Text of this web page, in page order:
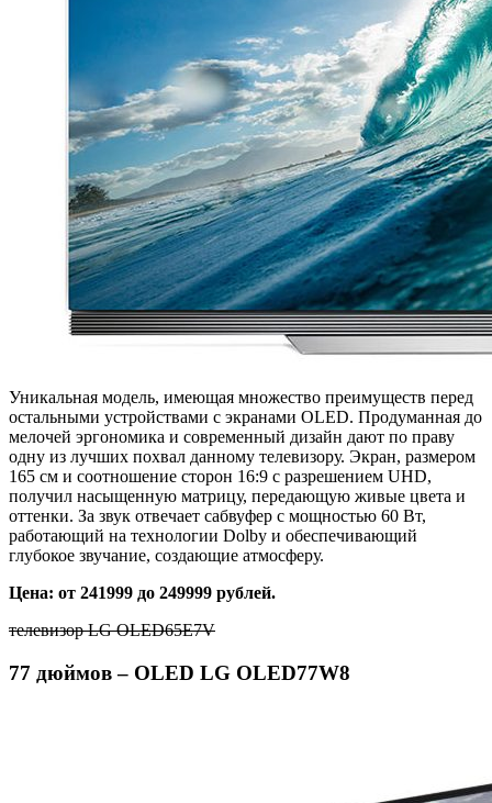
Уникальная модель, имеющая множество преимуществ перед
остальными устройствами с экранами OLED. Продуманная до
мелочей эргономика и современный дизайн дают по праву
одну из лучших похвал данному телевизору. Экран, размером
165 см и соотношение сторон 16:9 с разрешением UHD,
получил насыщенную матрицу, передающую живые цвета и
оттенки. За звук отвечает сабвуфер с мощностью 60 Вт,
работающий на технологии Dolby и обеспечивающий
глубокое звучание, создающие атмосферу.
Цена: от 241999 до 249999 рублей.
телевизор LG OLED65E7V
77 дюймов – OLED LG OLED77W8